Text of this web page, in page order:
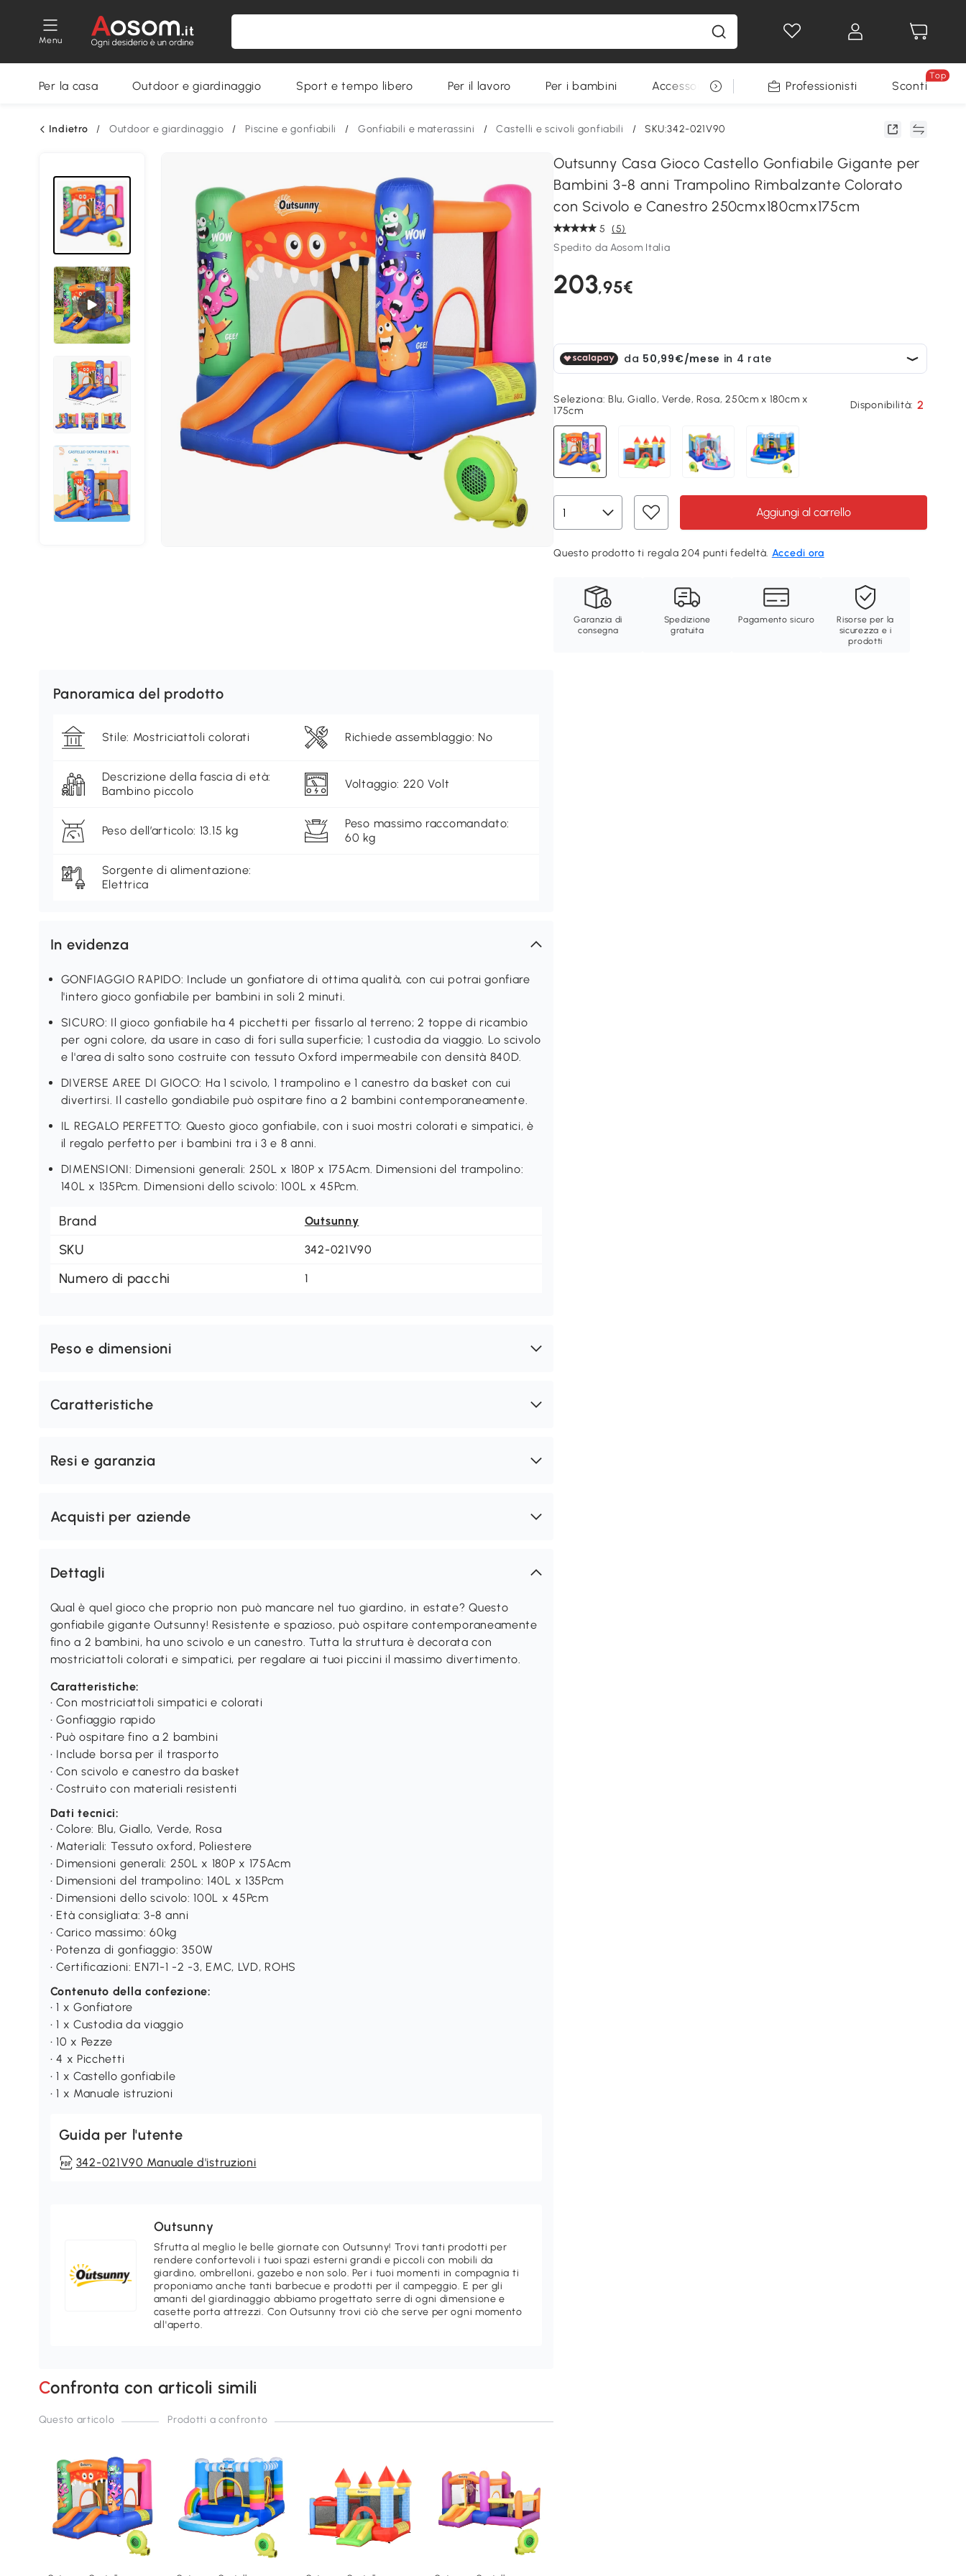
Menu
Per la casa Outdoor e giardinaggio Sport e tempo libero Per il lavoro Per i bambini Accessori per animali Professionisti Sconti
Top
Indietro / Outdoor e giardinaggio / Piscine e gonfiabili / Gonfiabili e materassini / Castelli e scivoli gonfiabili / SKU:342-021V90
Outsunny Casa Gioco Castello Gonfiabile Gigante per
Bambini 3-8 anni Trampolino Rimbalzante Colorato
con Scivolo e Canestro 250cmx180cmx175cm
5 (5)
Spedito da Aosom Italia
203,95€
Seleziona: Blu, Giallo, Verde, Rosa, 250cm x 180cm x
175cm
Disponibilità: 2
Aggiungi al carrello
Questo prodotto ti regala 204 punti fedeltà. Accedi ora
Garanzia di
consegna
Spedizione
gratuita
Pagamento sicuro
Risorse per la
sicurezza e i
prodotti
Panoramica del prodotto
Stile: Mostriciattoli colorati Richiede assemblaggio: No
Descrizione della fascia di età:
Bambino piccolo
Voltaggio: 220 Volt
Peso dell’articolo: 13.15 kg
Peso massimo raccomandato:
60 kg
Sorgente di alimentazione:
Elettrica
In evidenza
GONFIAGGIO RAPIDO: Include un gonfiatore di ottima qualità, con cui potrai gonfiare
l'intero gioco gonfiabile per bambini in soli 2 minuti.
SICURO: Il gioco gonfiabile ha 4 picchetti per fissarlo al terreno; 2 toppe di ricambio
per ogni colore, da usare in caso di fori sulla superficie; 1 custodia da viaggio. Lo scivolo
e l'area di salto sono costruite con tessuto Oxford impermeabile con densità 840D.
DIVERSE AREE DI GIOCO: Ha 1 scivolo, 1 trampolino e 1 canestro da basket con cui
divertirsi. Il castello gondiabile può ospitare fino a 2 bambini contemporaneamente.
IL REGALO PERFETTO: Questo gioco gonfiabile, con i suoi mostri colorati e simpatici, è
il regalo perfetto per i bambini tra i 3 e 8 anni.
DIMENSIONI: Dimensioni generali: 250L x 180P x 175Acm. Dimensioni del trampolino:
140L x 135Pcm. Dimensioni dello scivolo: 100L x 45Pcm.
Brand Outsunny
SKU 342-021V90
Numero di pacchi 1
Peso e dimensioni
Caratteristiche
Resi e garanzia
Acquisti per aziende
Dettagli
Qual è quel gioco che proprio non può mancare nel tuo giardino, in estate? Questo
gonfiabile gigante Outsunny! Resistente e spazioso, può ospitare contemporaneamente
fino a 2 bambini, ha uno scivolo e un canestro. Tutta la struttura è decorata con
mostriciattoli colorati e simpatici, per regalare ai tuoi piccini il massimo divertimento.
Caratteristiche:
• Con mostriciattoli simpatici e colorati
• Gonfiaggio rapido
• Può ospitare fino a 2 bambini
• Include borsa per il trasporto
• Con scivolo e canestro da basket
• Costruito con materiali resistenti
Dati tecnici:
• Colore: Blu, Giallo, Verde, Rosa
• Materiali: Tessuto oxford, Poliestere
• Dimensioni generali: 250L x 180P x 175Acm
• Dimensioni del trampolino: 140L x 135Pcm
• Dimensioni dello scivolo: 100L x 45Pcm
• Età consigliata: 3-8 anni
• Carico massimo: 60kg
• Potenza di gonfiaggio: 350W
• Certificazioni: EN71-1 -2 -3, EMC, LVD, ROHS
Contenuto della confezione:
• 1 x Gonfiatore
• 1 x Custodia da viaggio
• 10 x Pezze
• 4 x Picchetti
• 1 x Castello gonfiabile
• 1 x Manuale istruzioni
Guida per l'utente
342-021V90 Manuale d'istruzioni
Outsunny
Sfrutta al meglio le belle giornate con Outsunny! Trovi tanti prodotti per
rendere confortevoli i tuoi spazi esterni grandi e piccoli con mobili da
giardino, ombrelloni, gazebo e non solo. Per i tuoi momenti in compagnia ti
proponiamo anche tanti barbecue e prodotti per il campeggio. E per gli
amanti del giardinaggio abbiamo progettato serre di ogni dimensione e
casette porta attrezzi. Con Outsunny trovi ciò che serve per ogni momento
all'aperto.
Confronta con articoli simili
Questo articolo Prodotti a confronto